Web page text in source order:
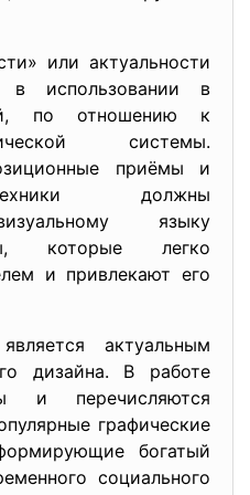
или актуальности
в использовании в
по отношению к
системы.
приёмы и
должны
языку
которые легко
и привлекают его
актуальным
дизайна. В работе
и перечисляются
графические
богатый
социального